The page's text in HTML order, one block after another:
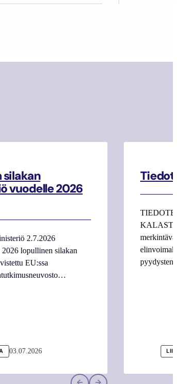
silakan
vuodelle 2026
2.7.2026
lopullinen silakan
EU:ssa
03.07.2026
pyydysten